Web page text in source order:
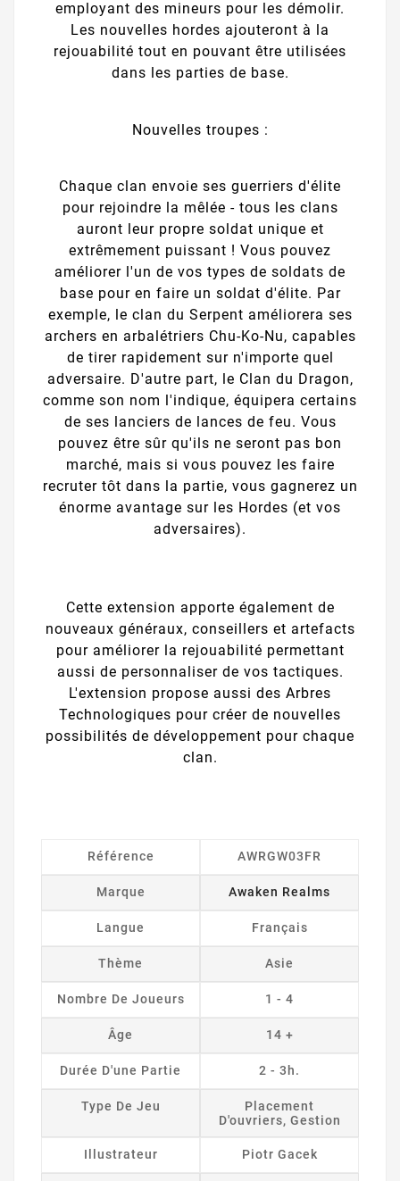
employant des mineurs pour les démolir.
Les nouvelles hordes ajouteront à la
rejouabilité tout en pouvant être utilisées
dans les parties de base.
Nouvelles troupes :
Chaque clan envoie ses guerriers d'élite
pour rejoindre la mêlée - tous les clans
auront leur propre soldat unique et
extrêmement puissant ! Vous pouvez
améliorer l'un de vos types de soldats de
base pour en faire un soldat d'élite. Par
exemple, le clan du Serpent améliorera ses
archers en arbalétriers Chu-Ko-Nu, capables
de tirer rapidement sur n'importe quel
adversaire. D'autre part, le Clan du Dragon,
comme son nom l'indique, équipera certains
de ses lanciers de lances de feu. Vous
pouvez être sûr qu'ils ne seront pas bon
marché, mais si vous pouvez les faire
recruter tôt dans la partie, vous gagnerez un
énorme avantage sur les Hordes (et vos
adversaires).
Cette extension apporte également de
nouveaux généraux, conseillers et artefacts
pour améliorer la rejouabilité permettant
aussi de personnaliser de vos tactiques.
L'extension propose aussi des Arbres
Technologiques pour créer de nouvelles
possibilités de développement pour chaque
clan.
Référence AWRGW03FR
Marque Awaken Realms
Langue Français
Thème Asie
Nombre De Joueurs 1 - 4
Âge 14 +
Durée D'une Partie 2 - 3h.
Type De Jeu
Placement
D'ouvriers, Gestion
Illustrateur Piotr Gacek